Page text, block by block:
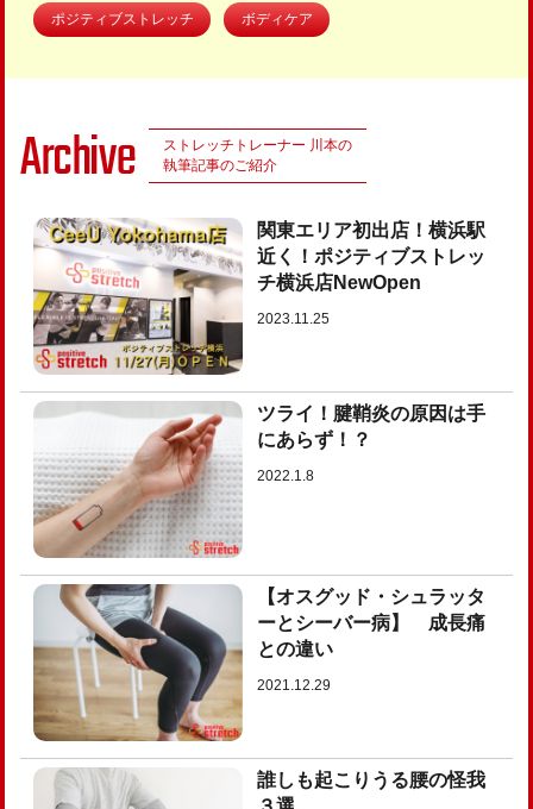
ポジティブストレッチ ボディケア
Archive
ストレッチトレーナー 川本の
執筆記事のご紹介
関東エリア初出店！横浜駅
近く！ポジティブストレッ
チ横浜店NewOpen
2023.11.25
ツライ！腱鞘炎の原因は手
にあらず！？
2022.1.8
【オスグッド・シュラッタ
ーとシーバー病】 成長痛
との違い
2021.12.29
誰しも起こりうる腰の怪我